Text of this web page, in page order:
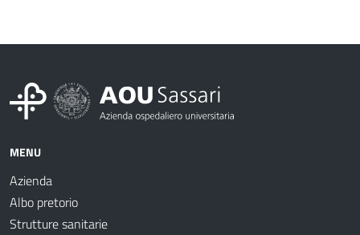
MENU
Azienda
Albo pretorio
Strutture sanitarie